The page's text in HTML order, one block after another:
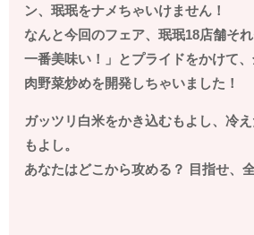
ン、珉珉をナメちゃいけません！
なんと今回のフェア、珉珉18店舗そ
一番美味い！」とプライドをかけて
肉野菜炒めを開発しちゃいました！
ガッツリ白米をかき込むもよし、冷
もよし。
あなたはどこから攻める？ 目指せ、